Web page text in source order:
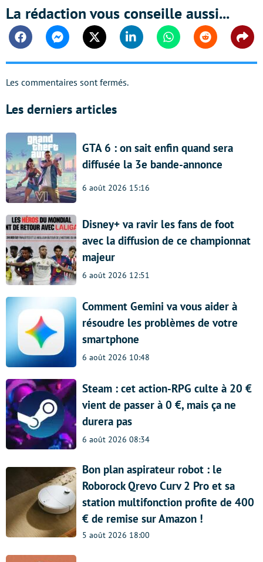
La rédaction vous conseille aussi...
FacebookMessengerTwitter Linkedin WhatsappReddit
Les commentaires sont fermés.
Les derniers articles
GTA 6 : on sait enfin quand sera
diffusée la 3e bande-annonce
6 août 2026 15:16
Disney+ va ravir les fans de foot
avec la diffusion de ce championnat
majeur
6 août 2026 12:51
Comment Gemini va vous aider à
résoudre les problèmes de votre
smartphone
6 août 2026 10:48
Steam : cet action-RPG culte à 20 €
vient de passer à 0 €, mais ça ne
durera pas
6 août 2026 08:34
Bon plan aspirateur robot : le
Roborock Qrevo Curv 2 Pro et sa
station multifonction profite de 400
€ de remise sur Amazon !
5 août 2026 18:00